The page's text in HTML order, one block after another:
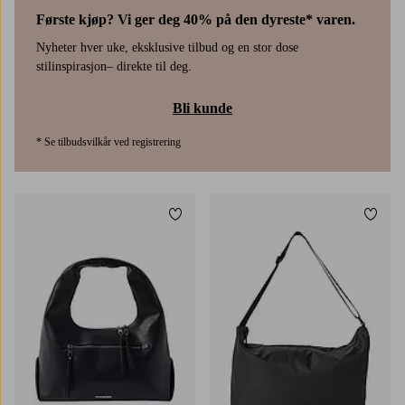
Første kjøp? Vi ger deg 40% på den dyreste* varen.
Nyheter hver uke, eksklusive tilbud og en stor dose
stilinspirasjon– direkte til deg.
Bli kunde
* Se tilbudsvilkår ved registrering
Legg til favoritter